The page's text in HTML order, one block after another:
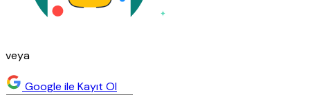
veya
Google ile Kayıt Ol